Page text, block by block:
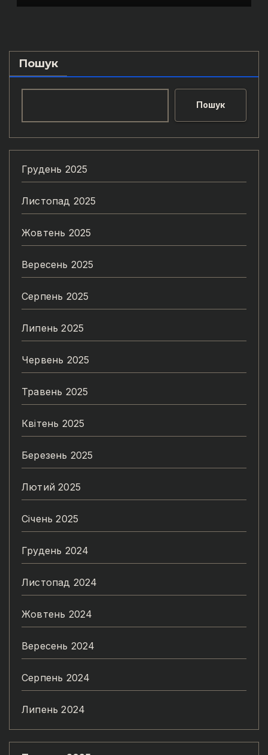
Пошук
Пошук
Грудень 2025
Листопад 2025
Жовтень 2025
Вересень 2025
Серпень 2025
Липень 2025
Червень 2025
Травень 2025
Квітень 2025
Березень 2025
Лютий 2025
Січень 2025
Грудень 2024
Листопад 2024
Жовтень 2024
Вересень 2024
Серпень 2024
Липень 2024